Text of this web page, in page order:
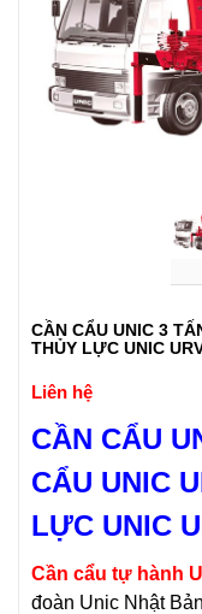
CẦN CẨU UNIC 3
THỦY LỰC UNIC
Liên hệ
CẦN CẨU
CẨU UNIC
LỰC UNIC
Cần cẩu tự hành
đoàn Unic Nhật